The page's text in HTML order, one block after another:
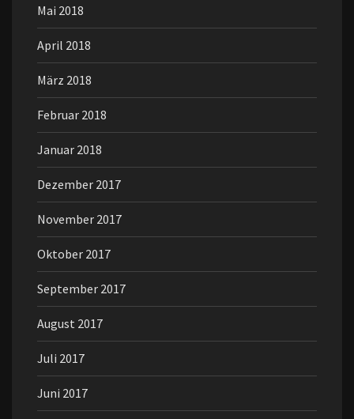
Mai 2018
April 2018
März 2018
Februar 2018
Januar 2018
Dezember 2017
November 2017
Oktober 2017
September 2017
August 2017
Juli 2017
Juni 2017